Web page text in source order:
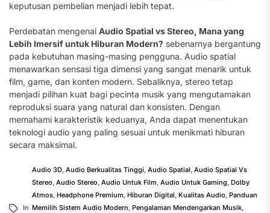
keputusan pembelian menjadi lebih tepat.
Perdebatan mengenai Audio Spatial vs Stereo, Mana yang
Lebih Imersif untuk Hiburan Modern? sebenarnya bergantung
pada kebutuhan masing-masing pengguna. Audio spatial
menawarkan sensasi tiga dimensi yang sangat menarik untuk
film, game, dan konten modern. Sebaliknya, stereo tetap
menjadi pilihan kuat bagi pecinta musik yang mengutamakan
reproduksi suara yang natural dan konsisten. Dengan
memahami karakteristik keduanya, Anda dapat menentukan
teknologi audio yang paling sesuai untuk menikmati hiburan
secara maksimal.
In
Audio 3D, Audio Berkualitas Tinggi, Audio Spatial, Audio Spatial Vs
Stereo, Audio Stereo, Audio Untuk Film, Audio Untuk Gaming, Dolby
Atmos, Headphone Premium, Hiburan Digital, Kualitas Audio, Panduan
Memilih Sistem Audio Modern, Pengalaman Mendengarkan Musik,